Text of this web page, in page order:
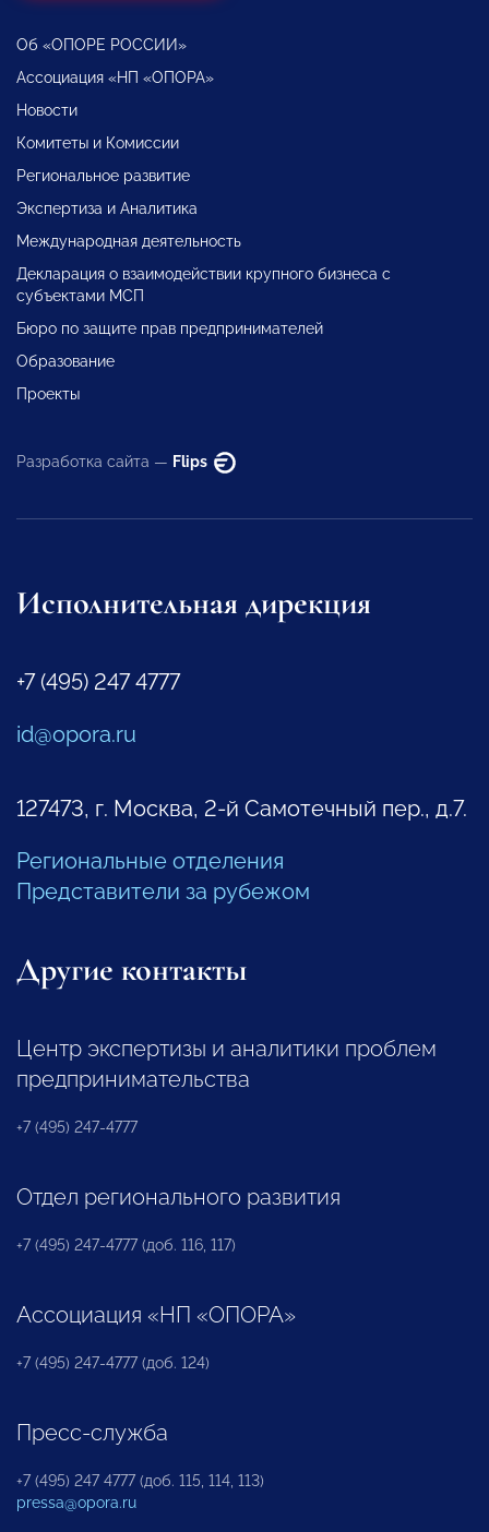
Об «ОПОРЕ РОССИИ»
Ассоциация «НП «ОПОРА»
Новости
Комитеты и Комиссии
Региональное развитие
Экспертиза и Аналитика
Международная деятельность
Декларация о взаимодействии крупного бизнеса с
субъектами МСП
Бюро по защите прав предпринимателей
Образование
Проекты
Разработка сайта — Flips
Исполнительная дирекция
+7 (495) 247 4777
id@opora.ru
127473, г. Москва, 2-й Самотечный пер., д.7.
Региональные отделения
Представители за рубежом
Другие контакты
Центр экспертизы и аналитики проблем
предпринимательства
+7 (495) 247-4777
Отдел регионального развития
+7 (495) 247-4777 (доб. 116, 117)
Ассоциация «НП «ОПОРА»
+7 (495) 247-4777 (доб. 124)
Пресс-служба
+7 (495) 247 4777 (доб. 115, 114, 113)
pressa@opora.ru